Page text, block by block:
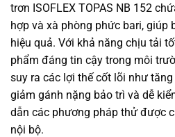
trơn ISOFLEX TOPAS NB 152
hợp và xà phòng phức bari, giúp
hiệu quả. Với khả năng chịu tải
phẩm đáng tin cậy trong môi
suy ra các lợi thế cốt lõi như
giảm gánh nặng bảo trì và dễ
dẫn các phương pháp thử được
nội bộ.